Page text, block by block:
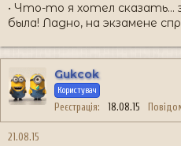
• Что-то я хотел сказать...
была! Ладно, на экзамене
Gukcok
Користувач
Реєстрація 18.08.15
21.08.15